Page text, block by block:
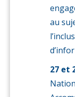
au
27 et